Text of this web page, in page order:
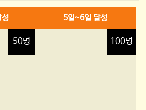
50명
5일~6일 달성
100명